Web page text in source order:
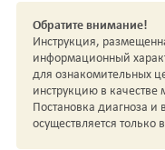
Обратите внимание!
Инструкция,
информационный
для ознакомительных
инструкцию в
Постановка диагноза
осуществляется